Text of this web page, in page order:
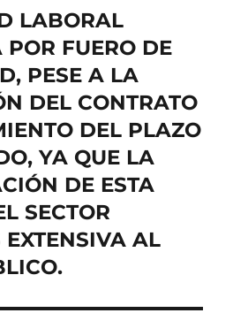
LABORAL
POR FUERO DE
PESE A LA
DEL CONTRATO
DEL PLAZO
YA QUE LA
DE ESTA
SECTOR
AL